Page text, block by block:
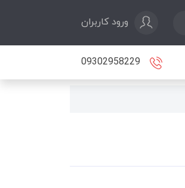
ورود کاربران